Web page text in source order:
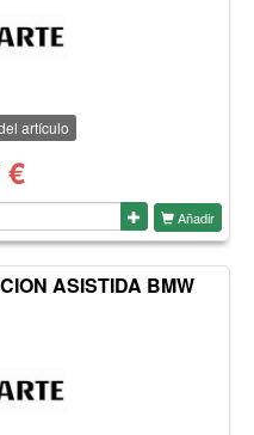
artículo
€
Añadir
ASISTIDA BMW